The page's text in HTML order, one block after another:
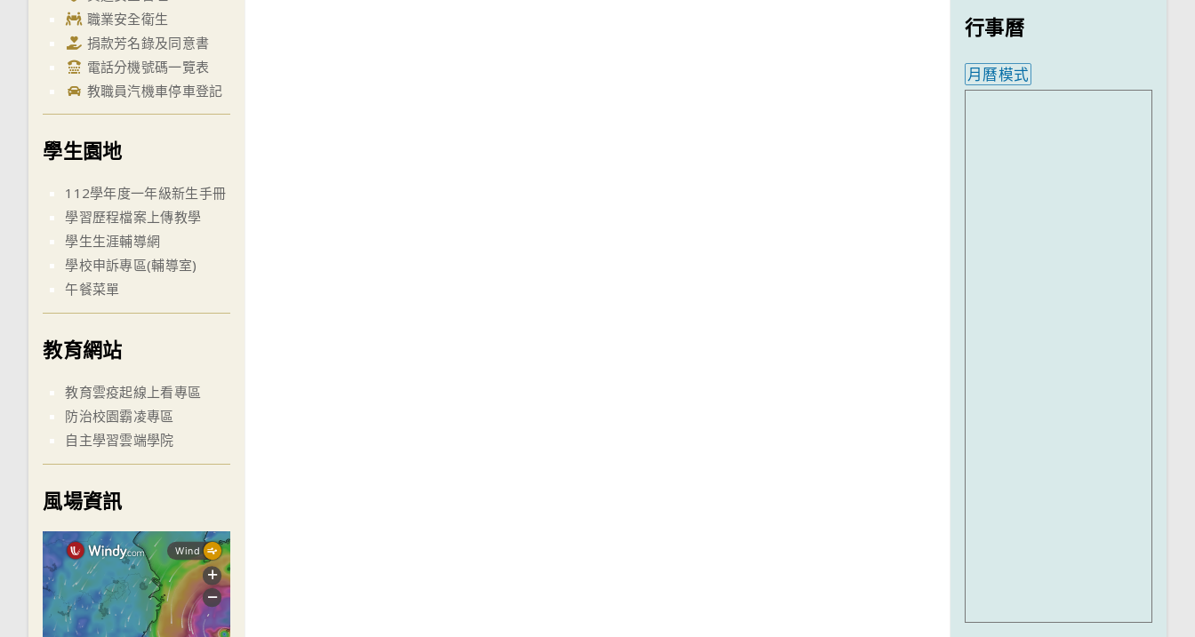
職業安全衛生
捐款芳名錄及同意書
電話分機號碼一覽表
教職員汽機車停車登記
學生園地
112學年度一年級新生手冊
學習歷程檔案上傳教學
學生生涯輔導網
學校申訴專區(輔導室)
午餐菜單
教育網站
教育雲疫起線上看專區
防治校園霸凌專區
自主學習雲端學院
風場資訊
行事曆
月曆模式